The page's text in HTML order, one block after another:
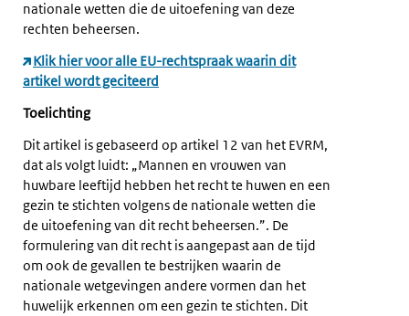
nationale wetten die de uitoefening van deze
rechten beheersen.
Klik hier voor alle EU-rechtspraak waarin dit
artikel wordt geciteerd
Toelichting
Dit artikel is gebaseerd op artikel 12 van het EVRM,
dat als volgt luidt: „Mannen en vrouwen van
huwbare leeftijd hebben het recht te huwen en een
gezin te stichten volgens de nationale wetten die
de uitoefening van dit recht beheersen.”. De
formulering van dit recht is aangepast aan de tijd
om ook de gevallen te bestrijken waarin de
nationale wetgevingen andere vormen dan het
huwelijk erkennen om een gezin te stichten. Dit